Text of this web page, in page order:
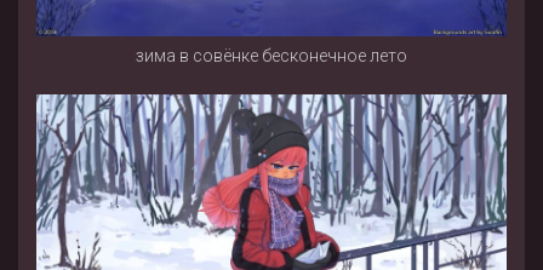
зима в совёнке бесконечное лето